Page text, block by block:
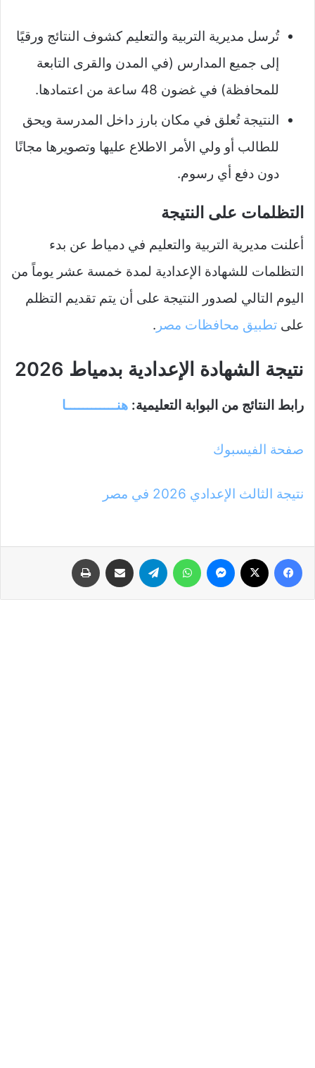
تُرسل مديرية التربية والتعليم كشوف النتائج ورقيًا
إلى جميع المدارس (في المدن والقرى التابعة
للمحافظة) في غضون 48 ساعة من اعتمادها.
النتيجة تُعلق في مكان بارز داخل المدرسة ويحق
للطالب أو ولي الأمر الاطلاع عليها وتصويرها مجانًا
دون دفع أي رسوم.
التظلمات على النتيجة
أعلنت مديرية التربية والتعليم في دمياط عن بدء
التظلمات للشهادة الإعدادية لمدة خمسة عشر يوماً من
اليوم التالي لصدور النتيجة على أن يتم تقديم التظلم
على تطبيق محافظات مصر .
نتيجة الشهادة الإعدادية بدمياط 2026
رابط النتائج من البوابة التعليمية: هنــــــــــــا
صفحة الفيسبوك
نتيجة الثالث الإعدادي 2026 في مصر
فيسبوك ماسنجر واتساب تيلقرام مشاركة عبر البريد